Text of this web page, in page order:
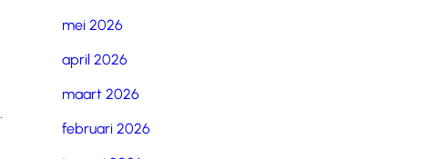
mei 2026
april 2026
maart 2026
februari 2026